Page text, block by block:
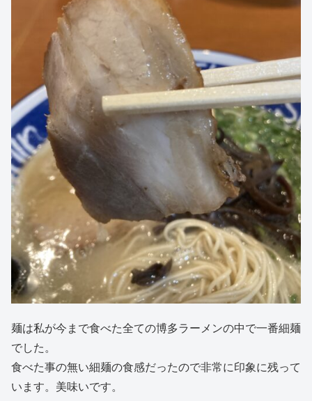
麺は私が今まで食べた全ての博多ラーメンの中で一番細麺
でした。
食べた事の無い細麺の食感だったので非常に印象に残って
います。美味いです。